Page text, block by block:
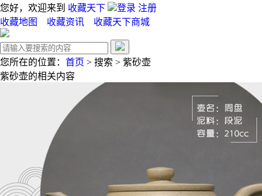
您好，欢迎来到 收藏天下 登录 注册
收藏地图
收藏资讯 收藏天下商城
您所在的位置： 首页 > 搜索 > 紫砂壶
紫砂壶的相关内容